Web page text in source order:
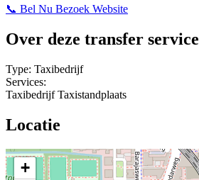
📞 Bel Nu Bezoek Website
Over deze transfer service
Type: Taxibedrijf
Services:
TaxibedrijfTaxistandplaats
Locatie
+